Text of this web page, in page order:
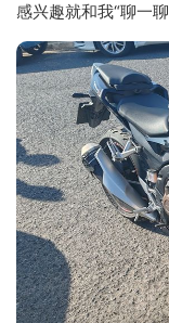
感兴趣就和我“聊一